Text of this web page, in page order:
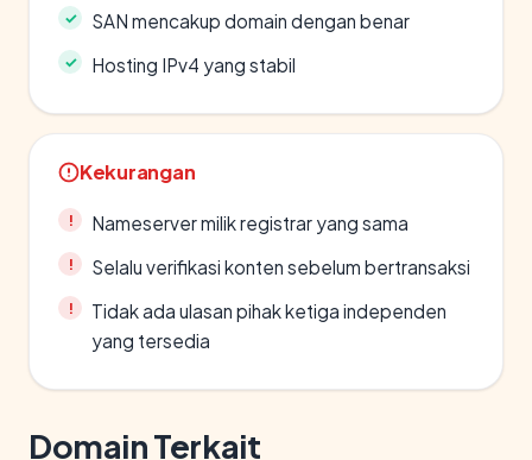
SAN mencakup domain dengan benar
Hosting IPv4 yang stabil
Kekurangan
Nameserver milik registrar yang sama
Selalu verifikasi konten sebelum bertransaksi
Tidak ada ulasan pihak ketiga independen
yang tersedia
Domain Terkait